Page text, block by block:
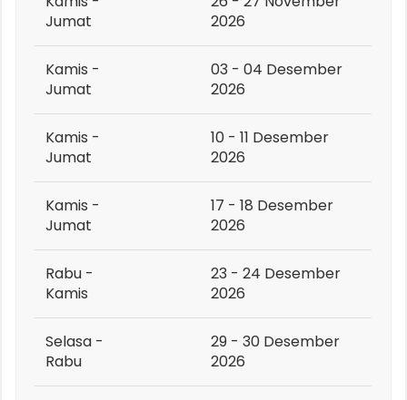
Jumat
2026
Kamis -
Jumat
03 - 04 Desember
2026
Kamis -
Jumat
10 - 11 Desember
2026
Kamis -
Jumat
17 - 18 Desember
2026
Rabu -
Kamis
23 - 24 Desember
2026
Selasa -
Rabu
29 - 30 Desember
2026